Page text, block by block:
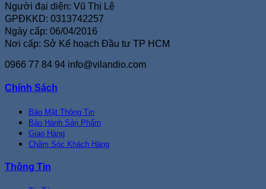
Người đại diện: Vũ Thị Lệ
GPĐKKD: 0313742257
Ngày cấp: 06/04/2016
Nơi cấp: Sở Kế hoạch Đầu tư TP HCM
0966 77 84 94 info@vilandio.com
Chính Sách
Bảo Mật Thông Tin
Bảo Hành Sản Phẩm
Giao Hàng
Chăm Sóc Khách Hàng
Thông Tin